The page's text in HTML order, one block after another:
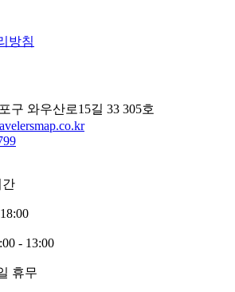
방침
구 와우산로15길 33 305호
간
- 13:00
휴무